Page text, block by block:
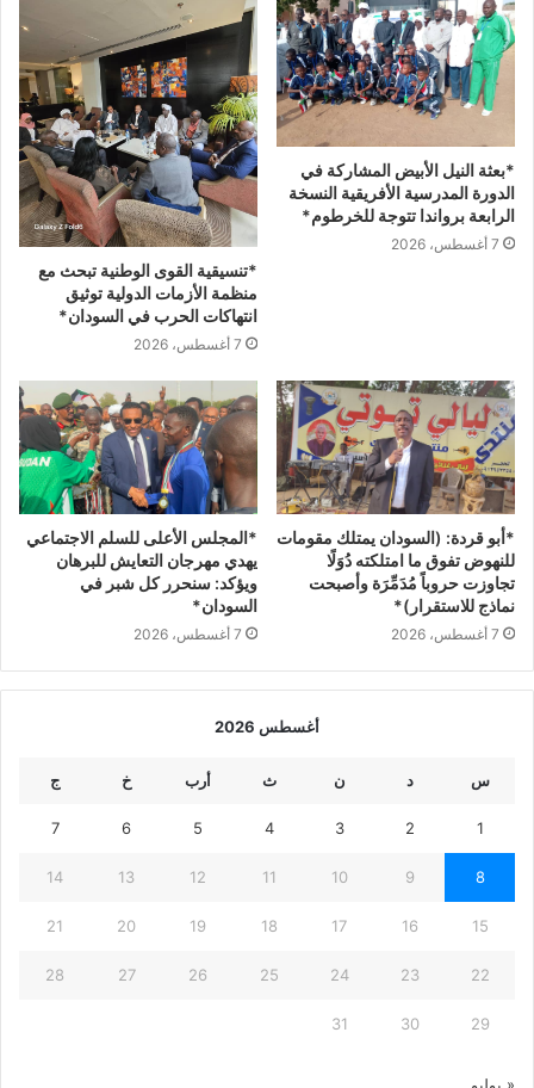
*بعثة النيل الأبيض المشاركة في
الدورة المدرسية الأفريقية النسخة
الرابعة برواندا تتوجة للخرطوم*
7 أغسطس، 2026
*تنسيقية القوى الوطنية تبحث مع
منظمة الأزمات الدولية توثيق
انتهاكات الحرب في السودان*
7 أغسطس، 2026
*أبو قردة: (السودان يمتلك مقومات
للنهوض تفوق ما امتلكته دُوَلًا
تجاوزت حروباً مُدَمِّرَة وأصبحت
نماذج للاستقرار)*
7 أغسطس، 2026
*المجلس الأعلى للسلم الاجتماعي
يهدي مهرجان التعايش للبرهان
ويؤكد: سنحرر كل شبر في
السودان*
7 أغسطس، 2026
أغسطس 2026
س د ن ث أرب خ ج
1
2
3
4
5
6
7
8
9
10
11
12
13
14
15
16
17
18
19
20
21
22
23
24
25
26
27
28
29
30
31